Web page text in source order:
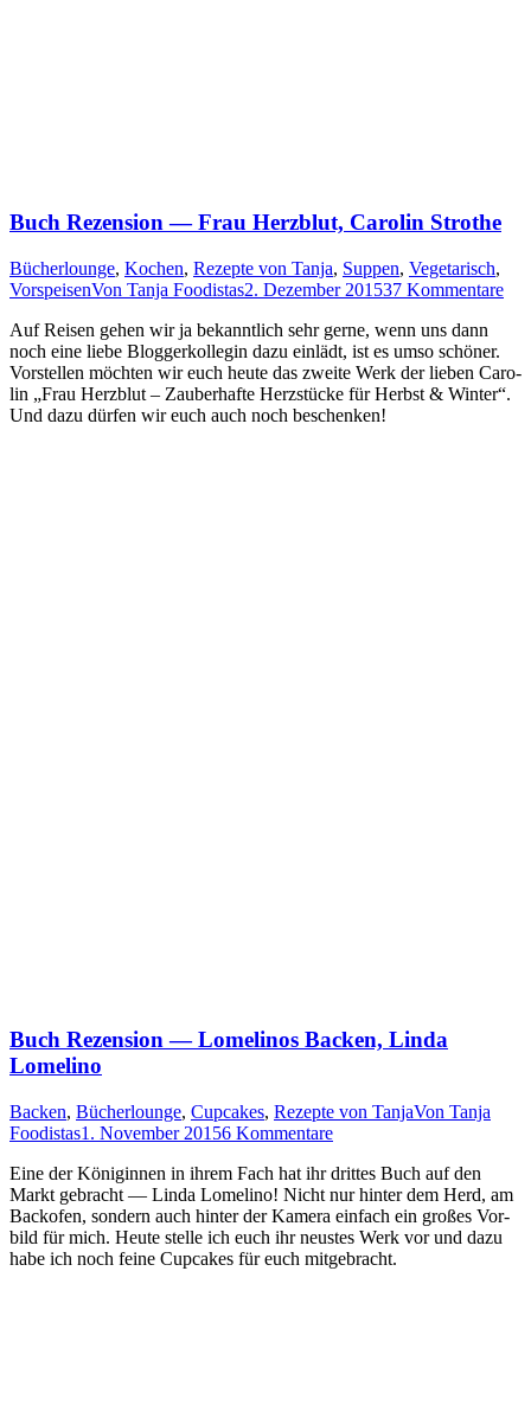
Buch Rezension — Frau Herzblut, Carolin Strothe
Bücherlounge, Kochen, Rezepte von Tanja, Suppen, Vegetarisch,
VorspeisenVon Tanja Foodistas2. Dezember 201537 Kommentare
Auf Rei­sen gehen wir ja bekannt­lich sehr ger­ne, wenn uns dann
noch eine lie­be Blog­ger­kol­le­gin dazu ein­lädt, ist es umso schö­ner.
Vor­stel­len möch­ten wir euch heu­te das zwei­te Werk der lie­ben Caro­
lin „Frau Herz­blut – Zau­ber­haf­te Herz­stü­cke für Herbst & Win­ter“.
Und dazu dür­fen wir euch auch noch beschenken!
Buch Rezension — Lomelinos Backen, Linda
Lomelino
Backen, Bücherlounge, Cupcakes, Rezepte von TanjaVon Tanja
Foodistas1. November 20156 Kommentare
Eine der Köni­gin­nen in ihrem Fach hat ihr drit­tes Buch auf den
Markt gebracht — Lin­da Lome­li­no! Nicht nur hin­ter dem Herd, am
Back­ofen, son­dern auch hin­ter der Kame­ra ein­fach ein gro­ßes Vor­
bild für mich. Heu­te stel­le ich euch ihr neus­tes Werk vor und dazu
habe ich noch fei­ne Cup­ca­kes für euch mitgebracht.